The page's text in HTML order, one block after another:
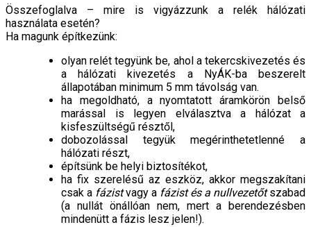
Összefoglalva – mire is vigyázzunk a relék hálózati
használata esetén?
Ha magunk építkezünk:
olyan relét tegyünk be, ahol a tekercskivezetés és
a hálózati kivezetés a NyÁK-ba beszerelt
állapotában minimum 5 mm távolság van.
ha megoldható, a nyomtatott áramkörön belső
marással is legyen elválasztva a hálózat a
kisfeszültségű résztől,
dobozolással tegyük megérinthetetlenné a
hálózati részt,
építsünk be helyi biztosítékot,
ha fix szerelésű az eszköz, akkor megszakítani
csak a fázistvagy a fázist és a nullvezetőtszabad
(a nullát önállóan nem, mert a berendezésben
mindenütt a fázis lesz jelen!).